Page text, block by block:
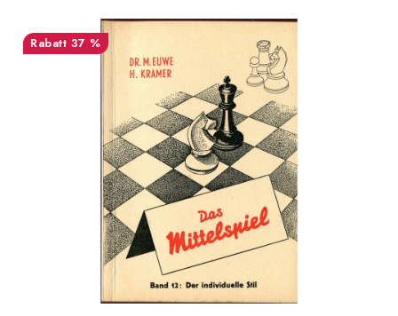
SCHACHUHREN
SCHACH-ANTIQUITÄTENLADEN
SCHACH ONLINE
SCHACH-MERCH
SCHACH GESCHENKE
GESCHÄFTSBEDINGUNGEN
37 %